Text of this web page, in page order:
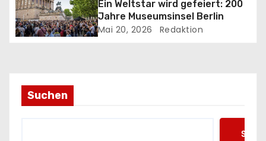
t
n
Ein Weltstar wird gefeiert: 200
Jahre Museumsinsel Berlin
Mai 20, 2026 Redaktion
Suchen